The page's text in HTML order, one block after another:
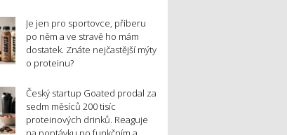
Je jen pro sportovce, přiberu
po něm a ve stravě ho mám
dostatek. Znáte nejčastější mýty
o proteinu?
Český startup Goated prodal za
sedm měsíců 200 tisíc
proteinových drinků. Reaguje